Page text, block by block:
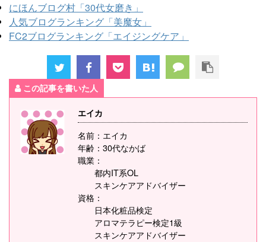
にほんブログ村「30代女磨き」
人気ブログランキング「美魔女」
FC2ブログランキング「エイジングケア」
この記事を書いた人
エイカ
名前：エイカ
年齢：30代なかば
職業：
都内IT系OL
スキンケアアドバイザー
資格：
日本化粧品検定
アロマテラピー検定1級
スキンケアアドバイザー